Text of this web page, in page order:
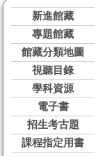
新進館藏
專題館藏
館藏分類地圖
視聽目錄
學科資源
電子書
招生考古題
課程指定用書